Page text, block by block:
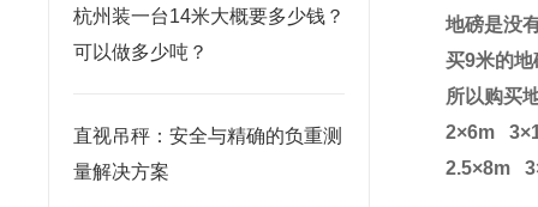
杭州装一台14米大概要多少钱？
可以做多少吨？
直视吊秤：安全与精确的负重测
量解决方案
地磅是没
买9米的地
所以购买
2×6m 3×
2.5×8m 3